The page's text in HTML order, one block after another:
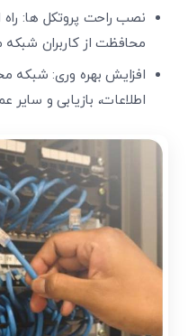
نصب راحت پروتکل ها: راه
محافظت از کاربران
افزایش بهره وری: شبکه
اطلاعات، بازیابی و سایر